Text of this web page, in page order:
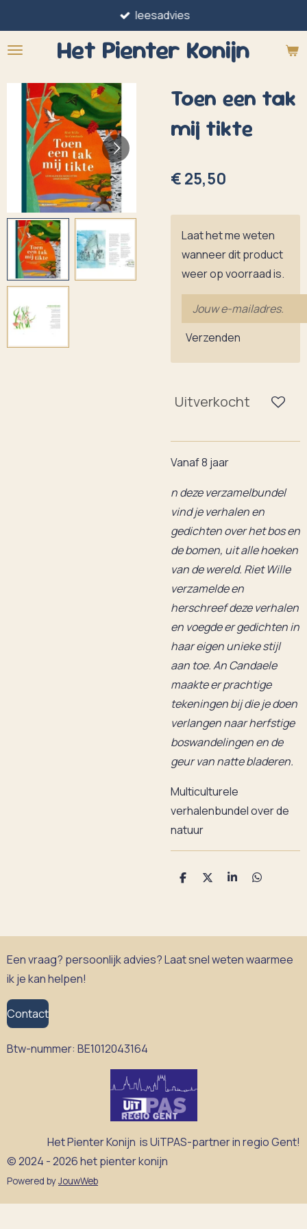
direct
naar
hoofdinhoud
Het Pienter Konijn
leesadvies
Toen een tak
mij tikte
€ 25,50
Laat het me weten
wanneer dit product
weer op voorraad is.
Verzenden
Uitverkocht
Vanaf 8 jaar
n deze verzamelbundel
vind je verhalen en
gedichten over het bos en
de bomen, uit alle hoeken
van de wereld. Riet Wille
verzamelde en
herschreef deze verhalen
en voegde er gedichten in
haar eigen unieke stijl
aan toe. An Candaele
maakte er prachtige
tekeningen bij die je doen
verlangen naar herfstige
boswandelingen en de
geur van natte bladeren.
Multiculturele
verhalenbundel over de
natuur
D
D
S
D
Een vraag? persoonlijk advies? Laat snel weten waarmee
ik je kan helpen!
Contact
Btw-nummer: BE1012043164
Het Pienter Konijn is UiTPAS-partner in regio Gent!
© 2024 - 2026 het pienter konijn
Powered byJouwWeb